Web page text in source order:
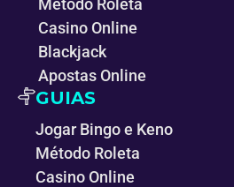
Método Roleta
Casino Online
Blackjack
Apostas Online
GUIAS
Jogar Bingo e Keno
Método Roleta
Casino Online